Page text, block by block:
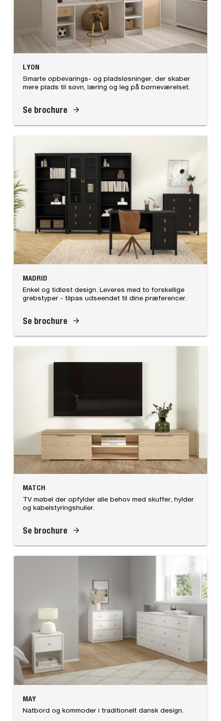
LYON
Smarte opbevarings- og pladsløsninger, der skaber
mere plads til søvn, læring og leg på børneværelset.
Se brochure
MADRID
Enkel og tidløst design. Leveres med to forskellige
grebstyper - tilpas udseendet til dine præferencer.
Se brochure
MATCH
TV møbel der opfylder alle behov med skuffer, hylder
og kabelstyringshuller.
Se brochure
MAY
Natbord og kommoder i traditionelt dansk design.